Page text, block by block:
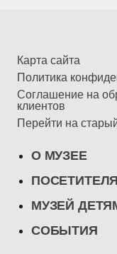
Карта сайта
Политика
Соглашение на
клиентов
Перейти на
О МУЗЕЕ
МУЗЕЙ
СОБЫТИЯ